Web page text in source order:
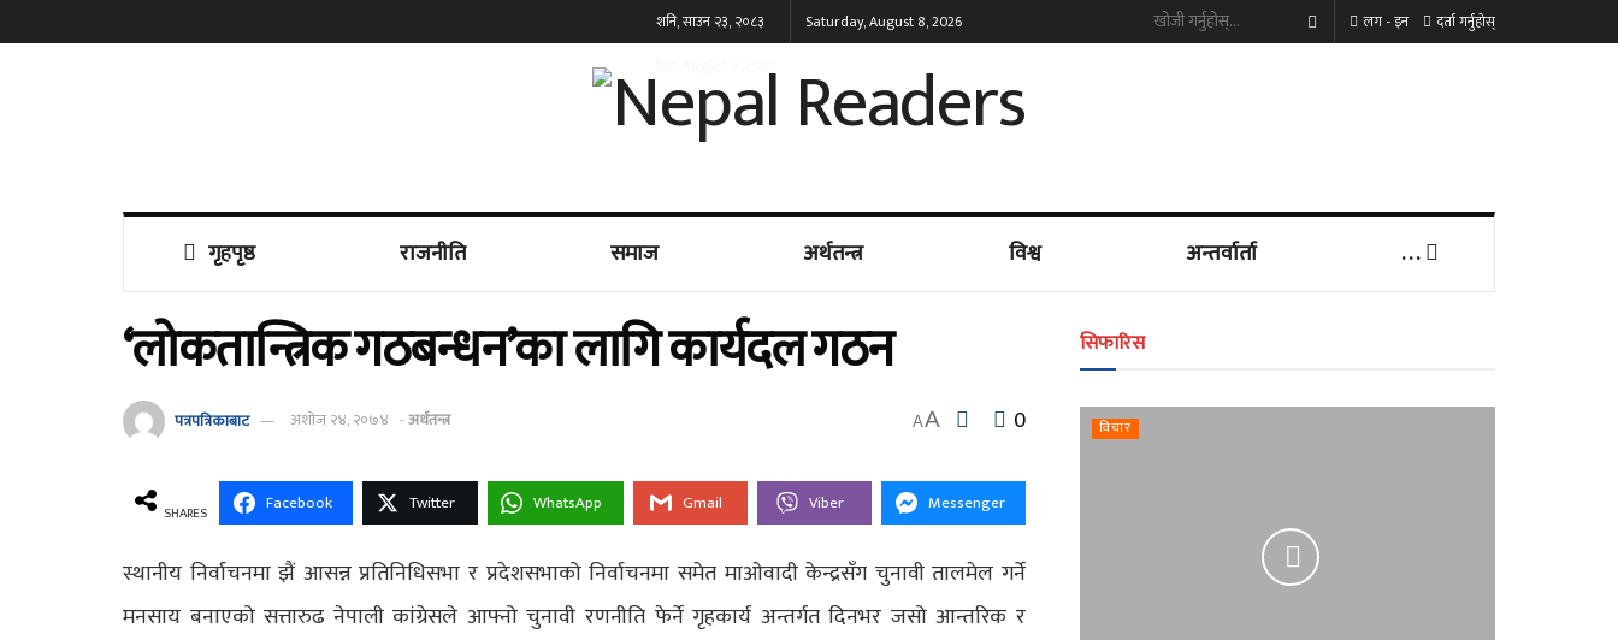
शनि, साउन २३, २०८३
Saturday, August 8, 2026 लग - इन दर्ता गर्नुहोस्
गृहपृष्ठ राजनीति समाज अर्थतन्त्र विश्व अन्तर्वार्ता . . .
‘लोकतान्त्रिक गठबन्धन’का लागि कार्यदल गठन
पत्रपत्रिकाबाट अशोज २४, २०७४ -अर्थतन्त्र AA 0
SHARES Facebook Twitter WhatsApp Gmail Viber Messenger
स्थानीय निर्वाचनमा झैं आसन्न प्रतिनिधिसभा र प्रदेशसभाको निर्वाचनमा समेत माओवादी केन्द्रसँग चुनावी तालमेल गर्ने
मनसाय बनाएको सत्तारुढ नेपाली कांग्रेसले आफ्नो चुनावी रणनीति फेर्ने गृहकार्य अन्तर्गत दिनभर जसो आन्तरिक र
सिफारिस
विचार